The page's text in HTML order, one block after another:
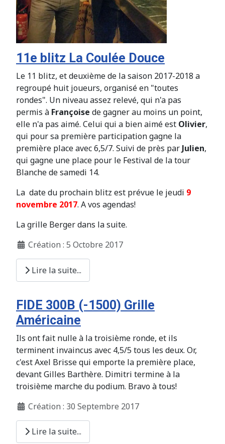
11e blitz La Coulée Douce
Le 11 blitz, et deuxième de la saison 2017-2018 a
regroupé huit joueurs, organisé en "toutes
rondes". Un niveau assez relevé, qui n'a pas
permis à Françoise de gagner au moins un point,
elle n'a pas aimé. Celui qui a bien aimé est Olivier,
qui pour sa première participation gagne la
première place avec 6,5/7. Suivi de près parJulien,
qui gagne une place pour le Festival de la tour
Blanche de samedi 14.
La date du prochain blitz est prévue le jeudi 9
novembre 2017. A vos agendas!
La grille Berger dans la suite.
Création : 5 Octobre 2017
Lire la suite...
FIDE 300B (-1500) Grille
Américaine
Ils ont fait nulle à la troisième ronde, et ils
terminent invaincus avec 4,5/5 tous les deux. Or,
c'est Axel Brisse qui emporte la première place,
devant Gilles Barthère. Dimitri termine à la
troisième marche du podium. Bravo à tous!
Création : 30 Septembre 2017
Lire la suite...